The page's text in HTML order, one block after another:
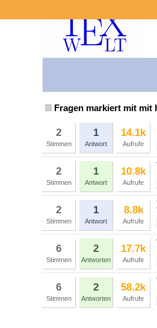
Fragen markiert mit mit
2
Stimmen
1
Antwort
14.1k
Aufrufe
2
Stimmen
1
Antwort
10.8k
Aufrufe
2
Stimmen
1
Antwort
8.8k
Aufrufe
6
Stimmen
2
Antworten
17.7k
Aufrufe
6
Stimmen
2
Antworten
58.2k
Aufrufe